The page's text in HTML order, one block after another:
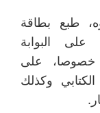
طبع بطاقة
على البوابة
خصوصا، على
الكتابي وكذلك